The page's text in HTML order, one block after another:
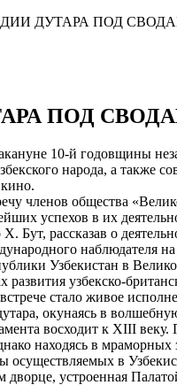
ДУТАРА ПОД
ПОД
10-й годовщины
народа, а также
членов общества
успехов в их
Бут, рассказав о
наблюдателя
Узбекистан в
развития узбекско-
стало живое
окунаясь в
восходит к XIII
находясь в
в
дворце, устроенная